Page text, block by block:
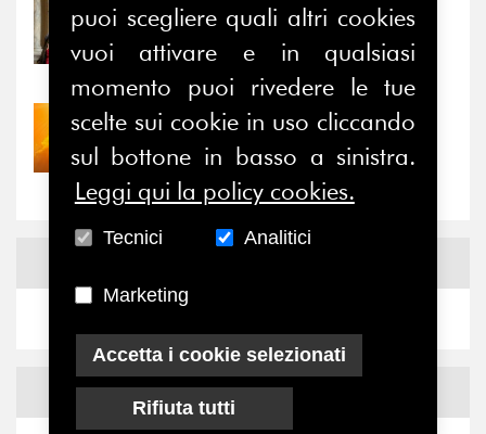
31/07/2026
Prima della pausa estiva,
il valore di...
30/07/2026
Nove anni dopo la
“grande cecità”: la...
NewsX
puoi scegliere quali altri cookies
vuoi attivare e in qualsiasi
momento puoi rivedere le tue
scelte sui cookie in uso cliccando
sul bottone in basso a sinistra.
Leggi qui la policy cookies.
Tecnici Analitici
Marketing
Accetta i cookie selezionati
Rifiuta tutti